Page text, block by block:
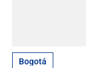
Bogotá